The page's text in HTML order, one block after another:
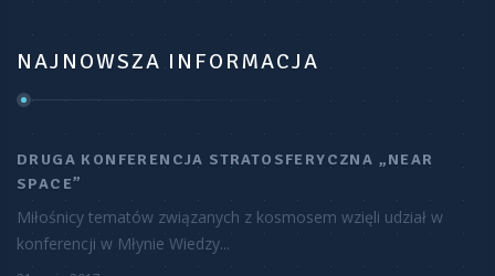
NAJNOWSZA INFORMACJA
DRUGA KONFERENCJA STRATOSFERYCZNA „NEAR
SPACE”
Miłośnicy tematów związanych z kosmosem wzięli udział w
konferencji w Młynie Wiedzy...